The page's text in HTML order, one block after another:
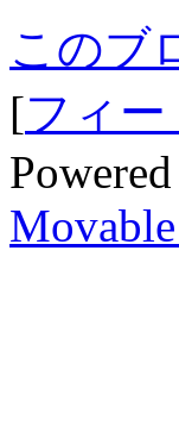
このブ
[フィー